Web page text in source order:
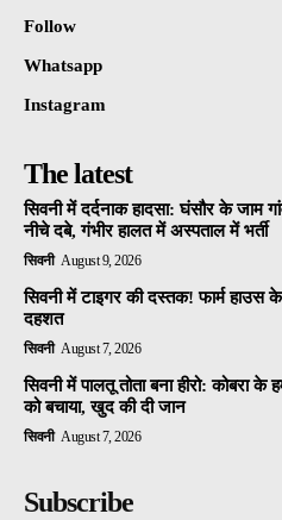
Follow
Whatsapp
Instagram
The latest
सिवनी में दर्दनाक हादसा: घंसौर के जाम
नीचे दबे, गंभीर हालत में अस्पताल में भर्ती
सिवनी August 9, 2026
सिवनी में टाइगर की दस्तक! फार्म हाउस
दहशत
सिवनी August 7, 2026
सिवनी में पालतू तोता बना हीरो: कोबरा
को बचाया, खुद की दी जान
सिवनी August 7, 2026
Subscribe